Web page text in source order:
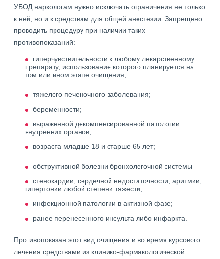
УБОД наркологам нужно исключать ограничения не только
к ней, но и к средствам для общей анестезии. Запрещено
проводить процедуру при наличии таких
противопоказаний:
гиперчувствительности к любому лекарственному
препарату, использование которого планируется на
том или ином этапе очищения;
тяжелого печеночного заболевания;
беременности;
выраженной декомпенсированной патологии
внутренних органов;
возраста младше 18 и старше 65 лет;
обструктивной болезни бронхолегочной системы;
стенокардии, сердечной недостаточности, аритмии,
гипертонии любой степени тяжести;
инфекционной патологии в активной фазе;
ранее перенесенного инсульта либо инфаркта.
Противопоказан этот вид очищения и во время курсового
лечения средствами из клинико-фармакологической